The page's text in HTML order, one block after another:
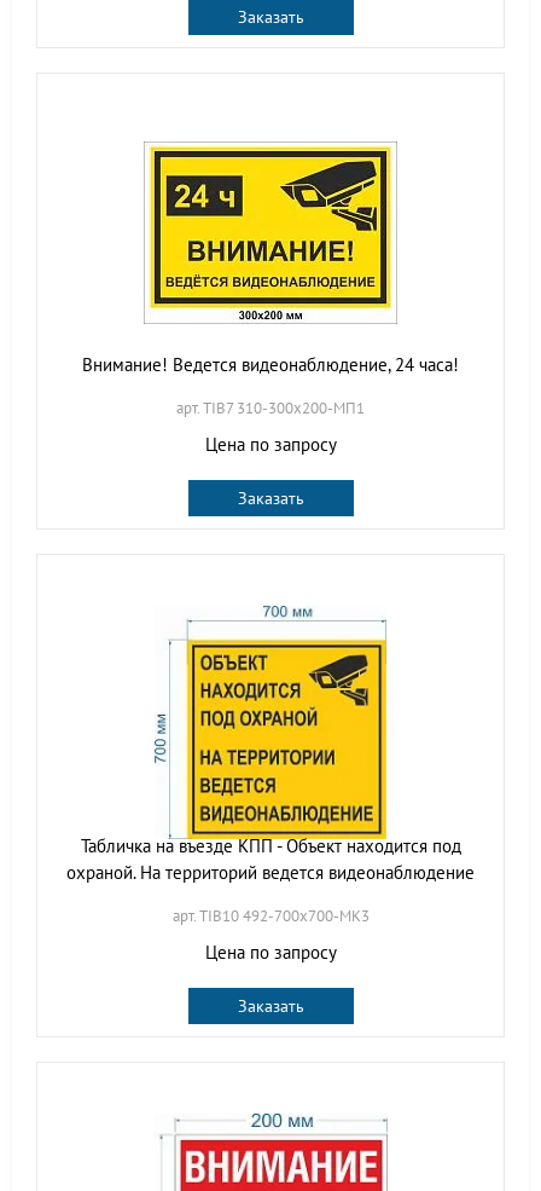
Заказать
Внимание! Ведется видеонаблюдение, 24 часа!
арт. TIB7 310-300х200-МП1
Цена по запросу
Заказать
Табличка на въезде КПП - Объект находится под
охраной. На территорий ведется видеонаблюдение
арт. TIB10 492-700х700-МК3
Цена по запросу
Заказать